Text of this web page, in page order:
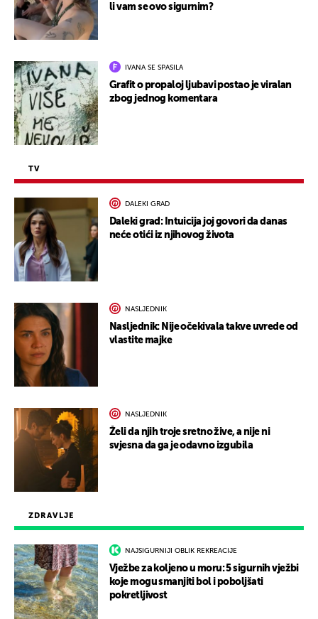
ZDRAVLJE
NAJSIGURNIJI OBLIK REKREACIJE
Vježbe za koljeno u moru: 5 sigurnih vježbi
koje mogu smanjiti bol i poboljšati
pokretljivost
li vam se ovo sigurnim?
IVANA SE SPASILA
Grafit o propaloj ljubavi postao je viralan
zbog jednog komentara
TV
DALEKI GRAD
Daleki grad: Intuicija joj govori da danas
neće otići iz njihovog života
NASLJEDNIK
Nasljednik: Nije očekivala takve uvrede od
vlastite majke
NASLJEDNIK
Želi da njih troje sretno žive, a nije ni
svjesna da ga je odavno izgubila